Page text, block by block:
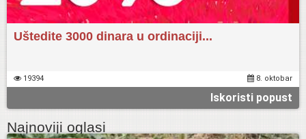
Uštedite 3000 dinara u ordinaciji...
19394 8. oktobar
Iskoristi popust
Najnoviji oglasi